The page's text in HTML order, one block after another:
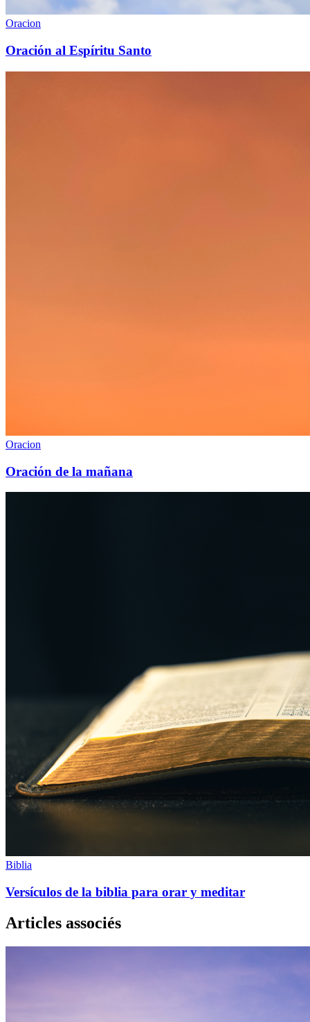
Oracion
Oración al Espíritu Santo
Oracion
Oración de la mañana
Biblia
Versículos de la biblia para orar y meditar
Articles associés